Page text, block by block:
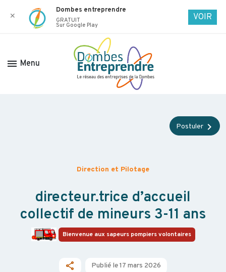
menu Menu
Postuler chevron_right
Direction et Pilotage
directeur.trice d’accueil
collectif de mineurs 3-11 ans
Bienvenue aux sapeurs pompiers volontaires
share Publié le 17 mars 2026
✕
Dombes entreprendre
GRATUIT
Sur Google Play
VOIR